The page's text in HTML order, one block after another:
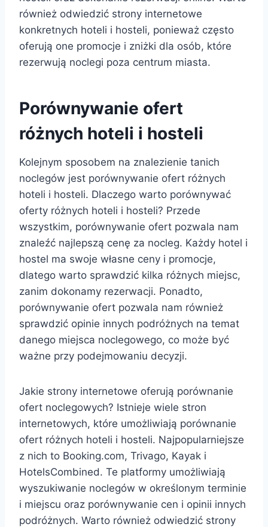
również odwiedzić strony internetowe
konkretnych hoteli i hosteli, ponieważ często
oferują one promocje i zniżki dla osób, które
rezerwują noclegi poza centrum miasta.
Porównywanie ofert
różnych hoteli i hosteli
Kolejnym sposobem na znalezienie tanich
noclegów jest porównywanie ofert różnych
hoteli i hosteli. Dlaczego warto porównywać
oferty różnych hoteli i hosteli? Przede
wszystkim, porównywanie ofert pozwala nam
znaleźć najlepszą cenę za nocleg. Każdy hotel i
hostel ma swoje własne ceny i promocje,
dlatego warto sprawdzić kilka różnych miejsc,
zanim dokonamy rezerwacji. Ponadto,
porównywanie ofert pozwala nam również
sprawdzić opinie innych podróżnych na temat
danego miejsca noclegowego, co może być
ważne przy podejmowaniu decyzji.
Jakie strony internetowe oferują porównanie
ofert noclegowych? Istnieje wiele stron
internetowych, które umożliwiają porównanie
ofert różnych hoteli i hosteli. Najpopularniejsze
z nich to Booking.com, Trivago, Kayak i
HotelsCombined. Te platformy umożliwiają
wyszukiwanie noclegów w określonym terminie
i miejscu oraz porównywanie cen i opinii innych
podróżnych. Warto również odwiedzić strony